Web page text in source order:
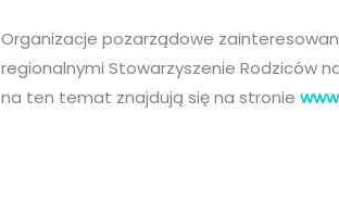
Organizacje pozarządowe
regionalnymi Stowarzyszenie Rodziców
na ten temat znajdują się na stronie